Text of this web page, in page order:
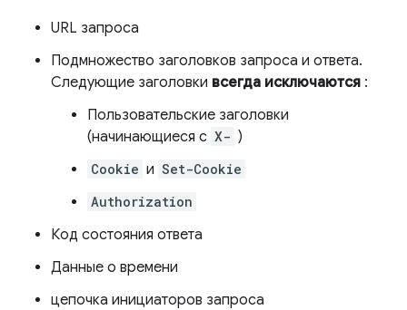
URL запроса
Подмножество заголовков запроса и ответа.
Следующие заголовки всегда исключаются :
Пользовательские заголовки
(начинающиеся с X- )
Cookie и Set-Cookie
Authorization
Код состояния ответа
Данные о времени
цепочка инициаторов запроса